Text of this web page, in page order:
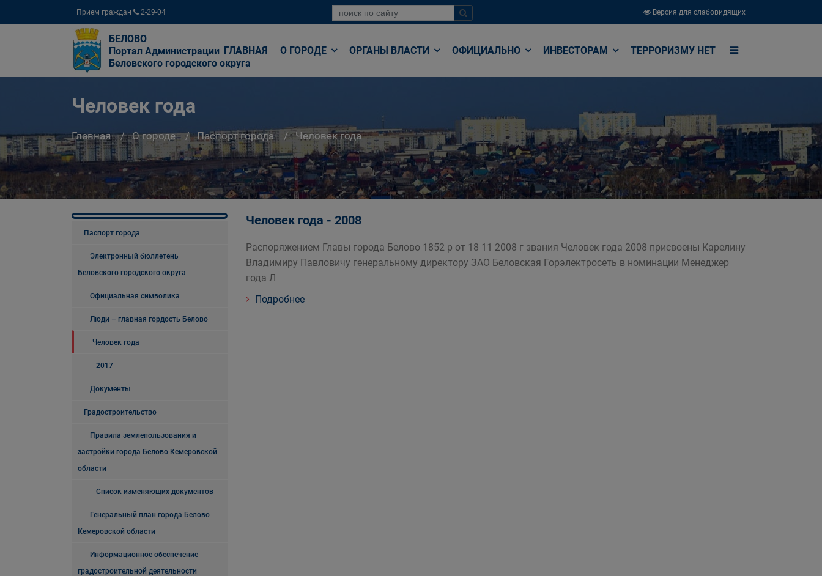
Прием граждан 2-29-04 Версия для слабовидящих
БЕЛОВО
Портал Администрации
Беловского городского округа
ГЛАВНАЯ О ГОРОДЕ ОРГАНЫ ВЛАСТИ ОФИЦИАЛЬНО ИНВЕСТОРАМ ТЕРРОРИЗМУ НЕТ
Человек года
Главная О городе Паспорт города Человек года
Паспорт города
Электронный бюллетень
Беловского городского округа
Официальная символика
Люди – главная гордость Белово
Человек года
2017
Документы
Градостроительство
Правила землепользования и
застройки города Белово Кемеровской
области
Список изменяющих документов
Генеральный план города Белово
Кемеровской области
Информационное обеспечение
градостроительной деятельности
Человек года - 2008
Распоряжением Главы города Белово 1852 р от 18 11 2008 г звания Человек года 2008 присвоены Карелину
Владимиру Павловичу генеральному директору ЗАО Беловская Горэлектросеть в номинации Менеджер
года Л
Подробнее